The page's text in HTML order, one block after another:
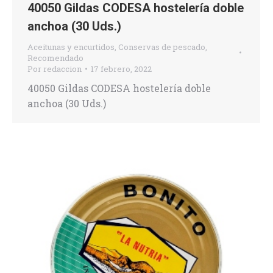
40050 Gildas CODESA hostelería doble
anchoa (30 Uds.)
Aceitunas y encurtidos, Conservas de pescado,
Recomendado
Por redaccion 17 febrero, 2022
40050 Gildas CODESA hostelería doble
anchoa (30 Uds.)